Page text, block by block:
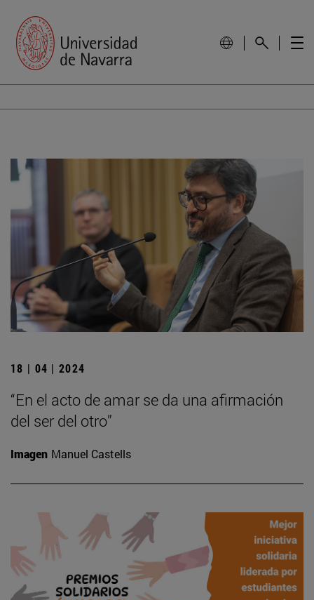
18 | 04 | 2024
“En el acto de amar se da una afirmación
del ser del otro”
Imagen Manuel Castells